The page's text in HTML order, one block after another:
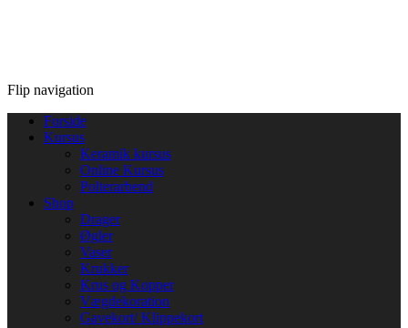
Flip navigation
Forside
Kursus
Keramik kursus
Online Kursus
Polterarbend
Shop
Drager
Øgler
Vaser
Krukker
Krus og Kopper
Vægdekoration
Gavekort/ Klippekort